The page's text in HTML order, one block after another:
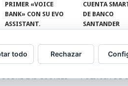
PRIMER «VOICE
BANK» CON SU EVO
ASSISTANT.
CUENTA
DE BANCO
SANTANDER
LAS COOKIES POLÍTICA DE
todo Rechazar